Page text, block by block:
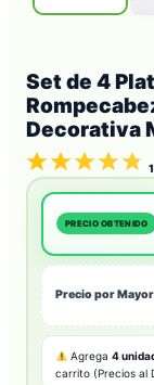
Set de 4
Decorativa
PRECIO OBTENIDO
Precio por Mayor
Agrega4
carrito (Precios al